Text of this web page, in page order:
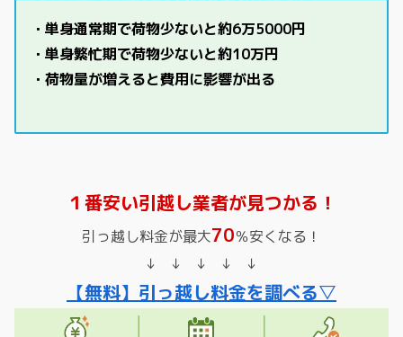
・単身通常期で荷物少ないと約6万5000円
・単身繁忙期で荷物少ないと約10万円
・荷物量が増えると費用に影響が出る
１番安い引越し業者が見つかる！
引っ越し料金が最大70％安くなる！
↓ ↓ ↓ ↓ ↓
【無料】引っ越し料金を調べる▽